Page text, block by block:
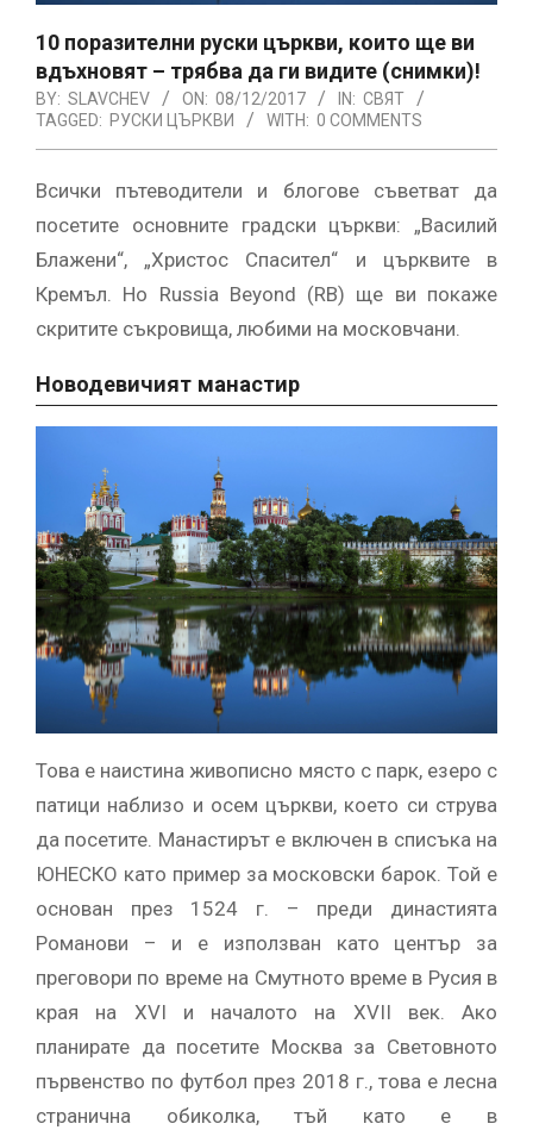
10 поразителни руски църкви, които ще ви
вдъхновят – трябва да ги видите (снимки)!
BY: SLAVCHEV ON: 08/12/2017 IN: СВЯТ
TAGGED: РУСКИ ЦЪРКВИ WITH: 0 COMMENTS
Всички пътеводители и блогове съветват да
посетите основните градски църкви: „Василий
Блажени“, „Христос Спасител“ и църквите в
Кремъл. Но Russia Beyond (RB) ще ви покаже
скритите съкровища, любими на московчани.
Новодевичият манастир
Това е наистина живописно място с парк, езеро с
патици наблизо и осем църкви, което си струва
да посетите. Манастирът е включен в списъка на
ЮНЕСКО като пример за московски барок. Той е
основан през 1524 г. – преди династията
Романови – и е използван като център за
преговори по време на Смутното време в Русия в
края на XVI и началото на XVII век. Ако
планирате да посетите Москва за Световното
първенство по футбол през 2018 г., това е лесна
странична обиколка, тъй като е в